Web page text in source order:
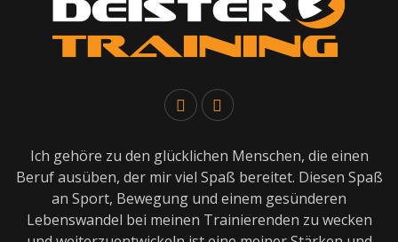
Ich gehöre zu den glücklichen Menschen, die einen
Beruf ausüben, der mir viel Spaß bereitet. Diesen Spaß
an Sport, Bewegung und einem gesünderen
Lebenswandel bei meinen Trainierenden zu wecken